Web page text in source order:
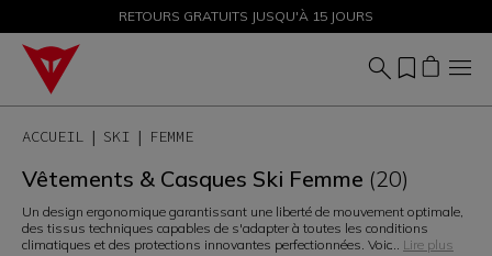
SOLDES JUSQU'À-50 % – ACHETEZ MAINTENANT
RETOURS GRATUITS JUSQU'À 15 JOURS
ACCUEIL SKI FEMME
Vêtements & Casques Ski Femme (20)
Un design ergonomique garantissant une liberté de mouvement optimale,
des tissus techniques capables de s'adapter à toutes les conditions
climatiques et des protections innovantes perfectionnées. Voic... Lire plus